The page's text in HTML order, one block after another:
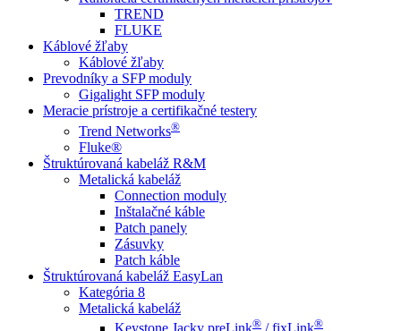
TREND
FLUKE
Káblové žľaby
Káblové žľaby
Prevodníky a SFP moduly
Gigalight SFP moduly
Meracie prístroje a certifikačné testery
Trend Networks®
Fluke®
Štruktúrovaná kabeláž R&M
Metalická kabeláž
Connection moduly
Inštalačné káble
Patch panely
Zásuvky
Patch káble
Štruktúrovaná kabeláž EasyLan
Kategória 8
Metalická kabeláž
Keystone Jacky preLink® / fixLink®